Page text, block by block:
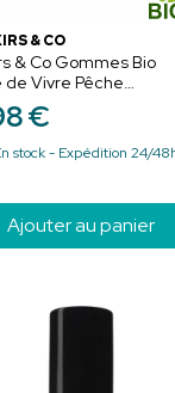
& CO
& Co Gommes Bio
de Vivre Pêche
45g -
et bien-être
€
stock - Expédition 24/
Ajouter au panier